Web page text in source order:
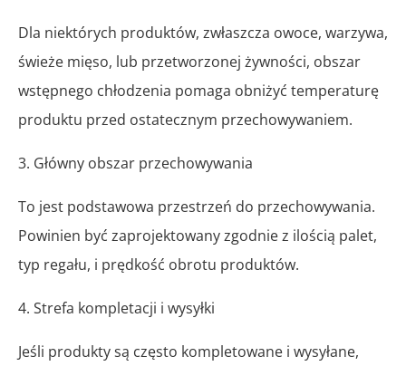
Dla niektórych produktów, zwłaszcza owoce, warzywa,
świeże mięso, lub przetworzonej żywności, obszar
wstępnego chłodzenia pomaga obniżyć temperaturę
produktu przed ostatecznym przechowywaniem.
3. Główny obszar przechowywania
To jest podstawowa przestrzeń do przechowywania.
Powinien być zaprojektowany zgodnie z ilością palet,
typ regału, i prędkość obrotu produktów.
4. Strefa kompletacji i wysyłki
Jeśli produkty są często kompletowane i wysyłane,